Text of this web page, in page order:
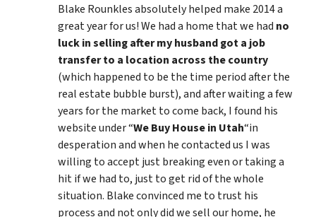
Blake Rounkles absolutely helped make 2014 a
great year for us! We had a home that we had no
luck in selling after my husband got a job
transfer to a location across the country
(which happened to be the time period after the
real estate bubble burst), and after waiting a few
years for the market to come back, I found his
website under “We Buy House in Utah“in
desperation and when he contacted us I was
willing to accept just breaking even or taking a
hit if we had to, just to get rid of the whole
situation. Blake convinced me to trust his
process and not only did we sell our home, he